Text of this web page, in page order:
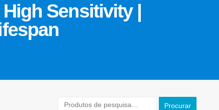
High Sensitivity |
Procurar